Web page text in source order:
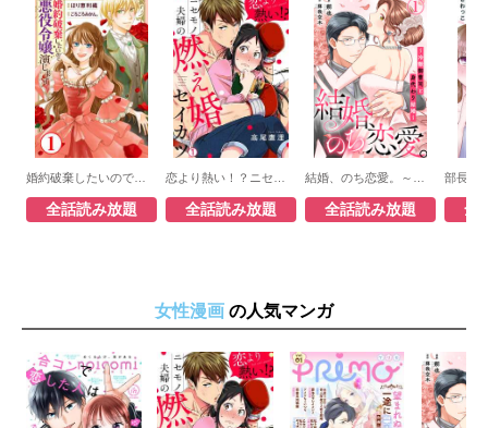
全話読み放題 全話読み放題 全話読み放題 全
女性漫画 の人気マンガ